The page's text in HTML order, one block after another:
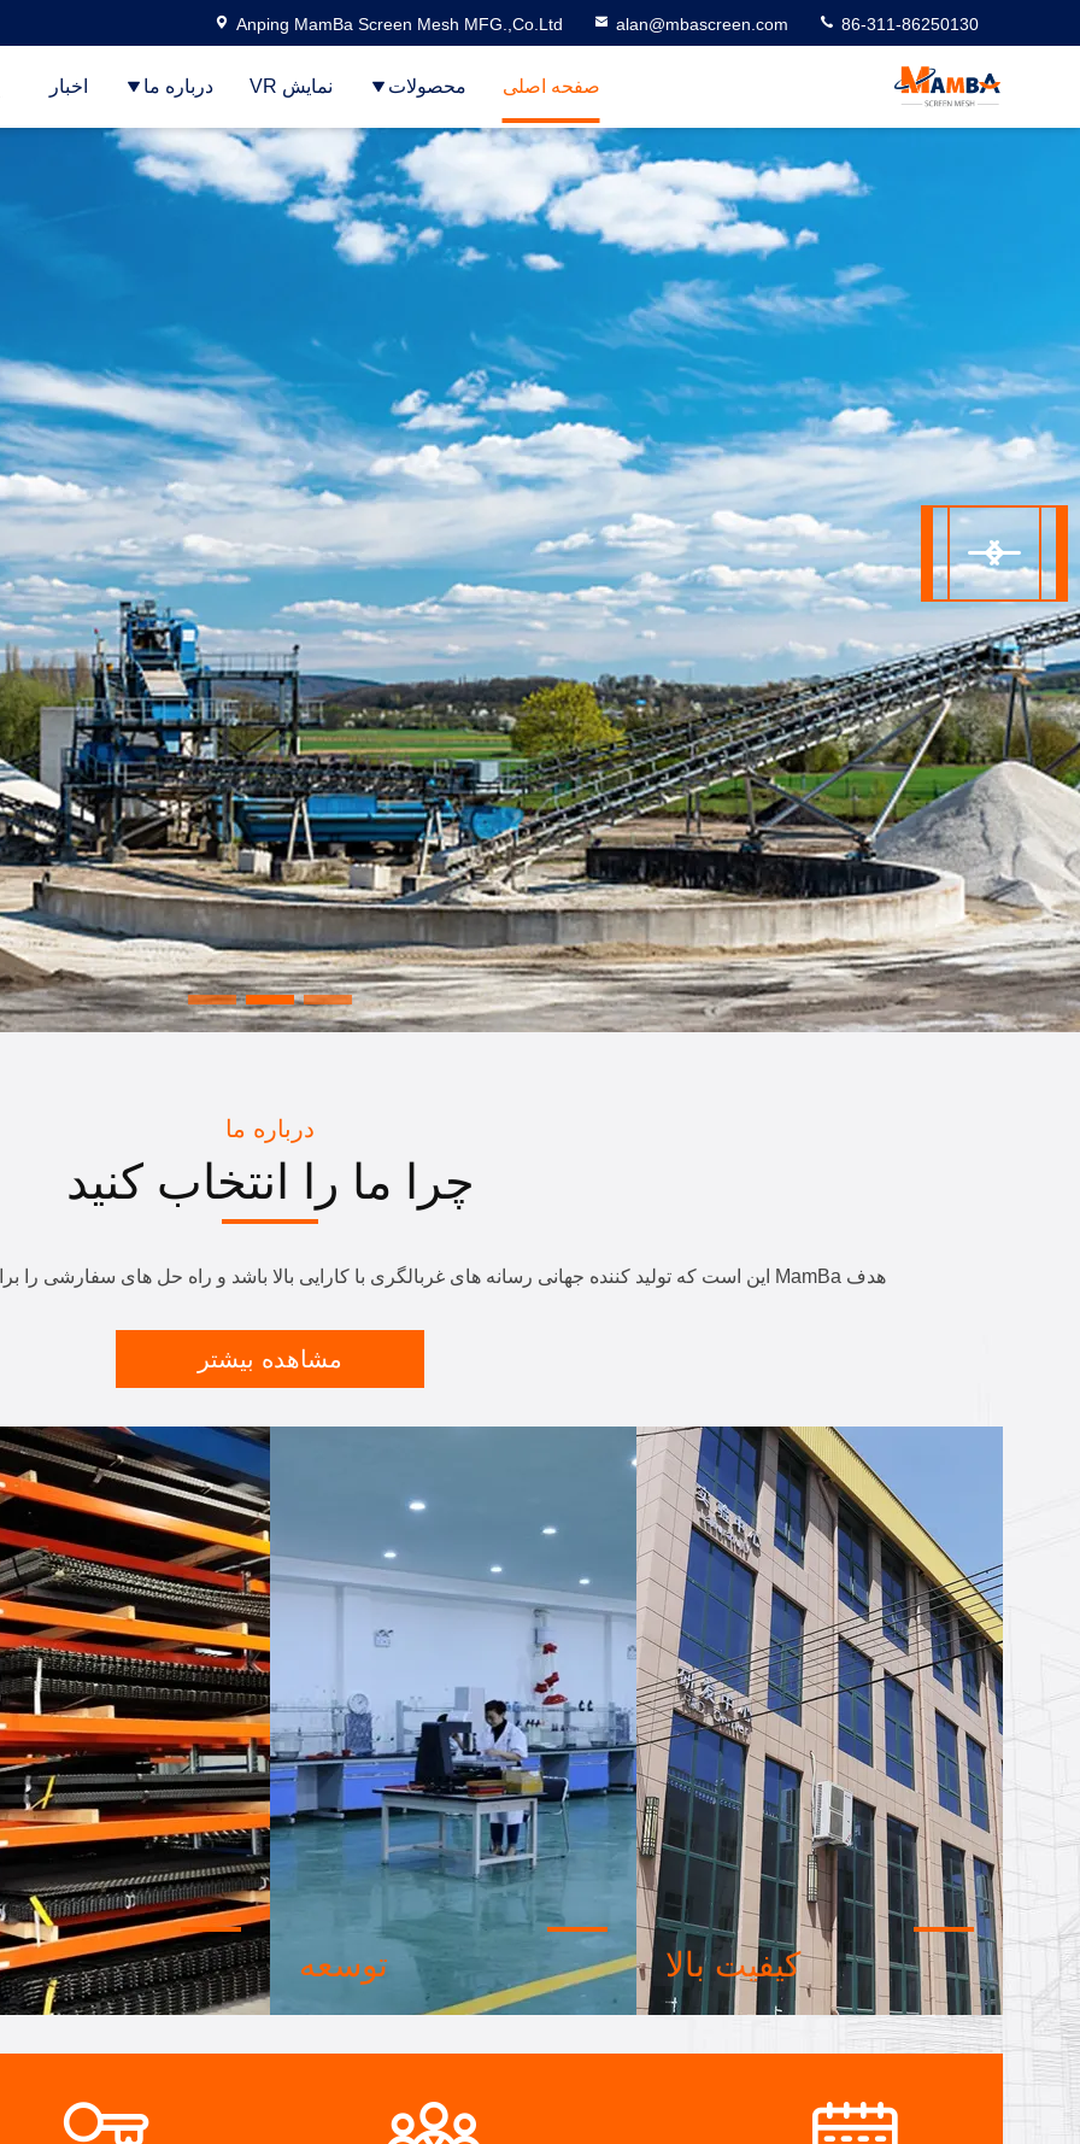
Anping MamBa Screen Mesh MFG.,Co.Ltd alan@mbascreen.com 86-311-86250130
صفحه اصلی محصولات نمایش VR درباره ما اخبار
درباره ما
چرا ما را انتخاب کنید
هدف MamBa این است که تولید کننده جهانی رسانه های غربالگری با کارایی بالا باشد و راه حل های سفارشی را برای هر یک از نیازهای غربالگری شما ارائه دهد.
مشاهده بیشتر
کیفیت بالا
ارزیابی توانایی تامین کننده. شرکت
آزمایشگاه تست حرفه ای است.
توسعه
ماشین آلات پیشرفته می تونیم با هم
دارید رو توسعه بدیم.
کنترل سختي فرآیند ما مي